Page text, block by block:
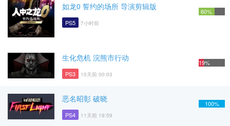
如龙0 誓约的场所 导演剪辑版
PS5 7小时前
60%
生化危机 浣熊市行动
PS3 10天前 00:03
19%
恶名昭彰 破晓
PS4 11天前 19:59
100%